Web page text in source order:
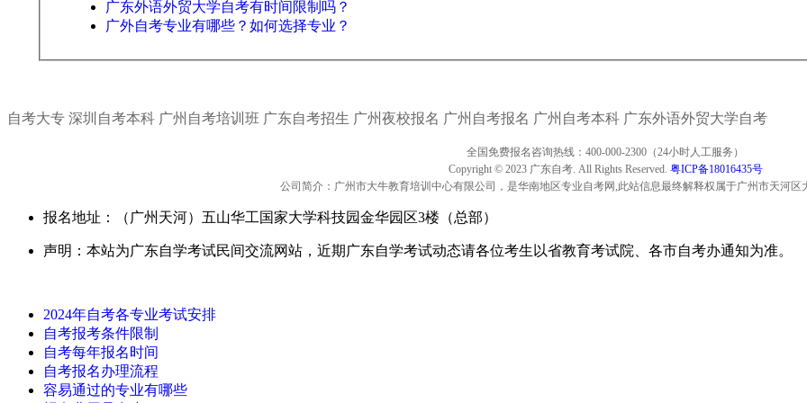
广东外语外贸大学自考有时间限制吗？
广外自考专业有哪些？如何选择专业？
自考大专 深圳自考本科 广州自考培训班 广东自考招生 广州夜校报名 广州自考报名 广州自考本科 广东外语外贸大学自考
全国免费报名咨询热线：400-000-2300（24小时人工服务）
Copyright © 2023 广东自考. All Rights Reserved. 粤ICP备18016435号
公司简介：广州市大牛教育培训中心有限公司，是华南地区专业自考网,此站信息最终解释权属于广州市天河区
报名地址：（广州天河）五山华工国家大学科技园金华园区3楼（总部）
声明：本站为广东自学考试民间交流网站，近期广东自学考试动态请各位考生以省教育考试院、各市自考办通知为准。
2024年自考各专业考试安排
自考报考条件限制
自考每年报名时间
自考报名办理流程
容易通过的专业有哪些